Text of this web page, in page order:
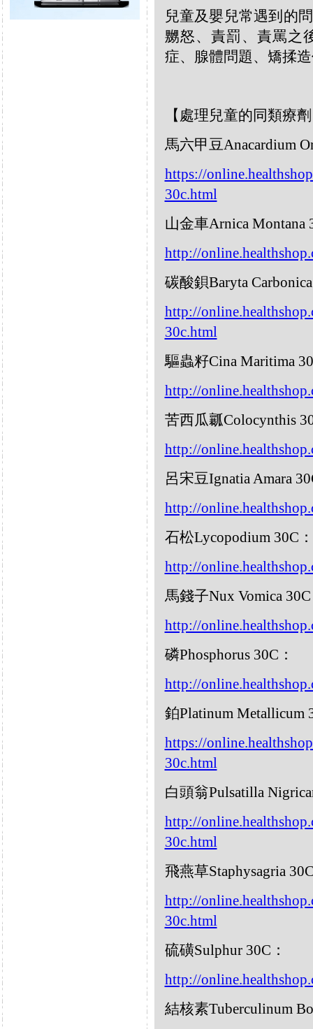
兒童及嬰兒常遇到的
嬲怒、責罰、責罵之
症、腺體問題、矯揉
【處理兒童的同類療
馬六甲豆Anacardium
https://
30c.html
山金車Arnica Montana
http://
碳酸鋇Baryta
http://
30c.html
驅蟲籽Cina Maritima
http://
苦西瓜瓤Colocynthis
http://
呂宋豆Ignatia Amara
http://
石松Lycopodium 30C：
http://
馬錢子Nux Vomica
http://
磷Phosphorus 30C：
http://
鉑Platinum Metallicum
https://
30c.html
白頭翁Pulsatilla
http://
30c.html
飛燕草Staphysagria
http://
30c.html
硫磺Sulphur 30C：
http://
結核素Tuberculinum